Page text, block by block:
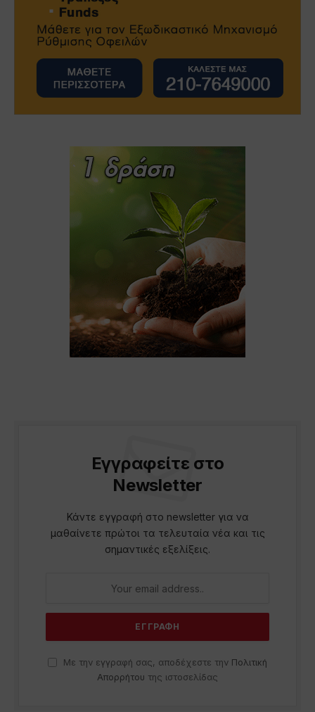
Εγγραφείτε στο
Newsletter
Κάντε εγγραφή στο newsletter για να
μαθαίνετε πρώτοι τα τελευταία νέα και τις
σημαντικές εξελίξεις.
Με την εγγραφή σας, αποδέχεστε την Πολιτική
Απορρήτου της ιστοσελίδας